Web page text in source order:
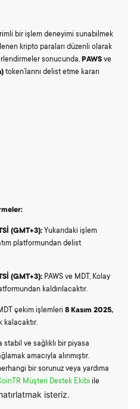
bir işlem deneyimi sunabilmek
kripto paraları düzenli olarak
sonucunda, PAWS ve
token’larını delist etme kararı
(GMT+3): Yukarıdaki işlem
platformundan delist
(GMT+3): PAWS ve MDT, Kolay
kaldırılacaktır.
çekim işlemleri 8 Kasım 2025,
kalacaktır.
stabil ve sağlıklı bir piyasa
amacıyla alınmıştır.
bir sorunuz veya yardıma
Müşteri Destek Ekibi ile
isteriz.